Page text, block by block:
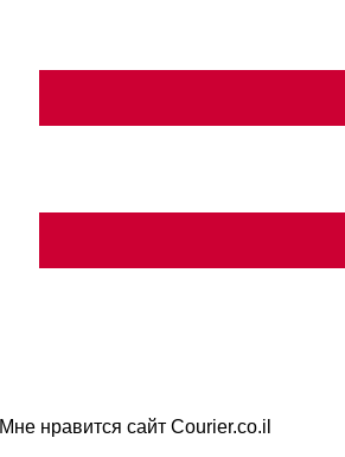
Мне нравится сайт Courier.co.il